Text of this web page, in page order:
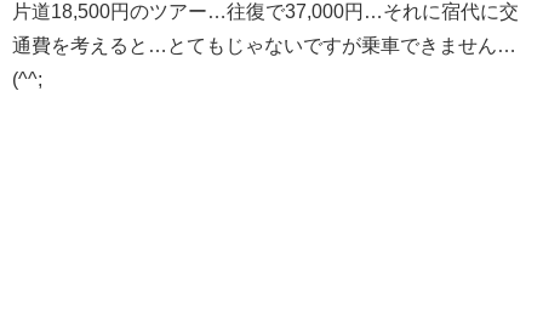
片道18,500円のツアー…往復で37,000円…それに宿代に交
通費を考えると…とてもじゃないですが乗車できません…
(^^;